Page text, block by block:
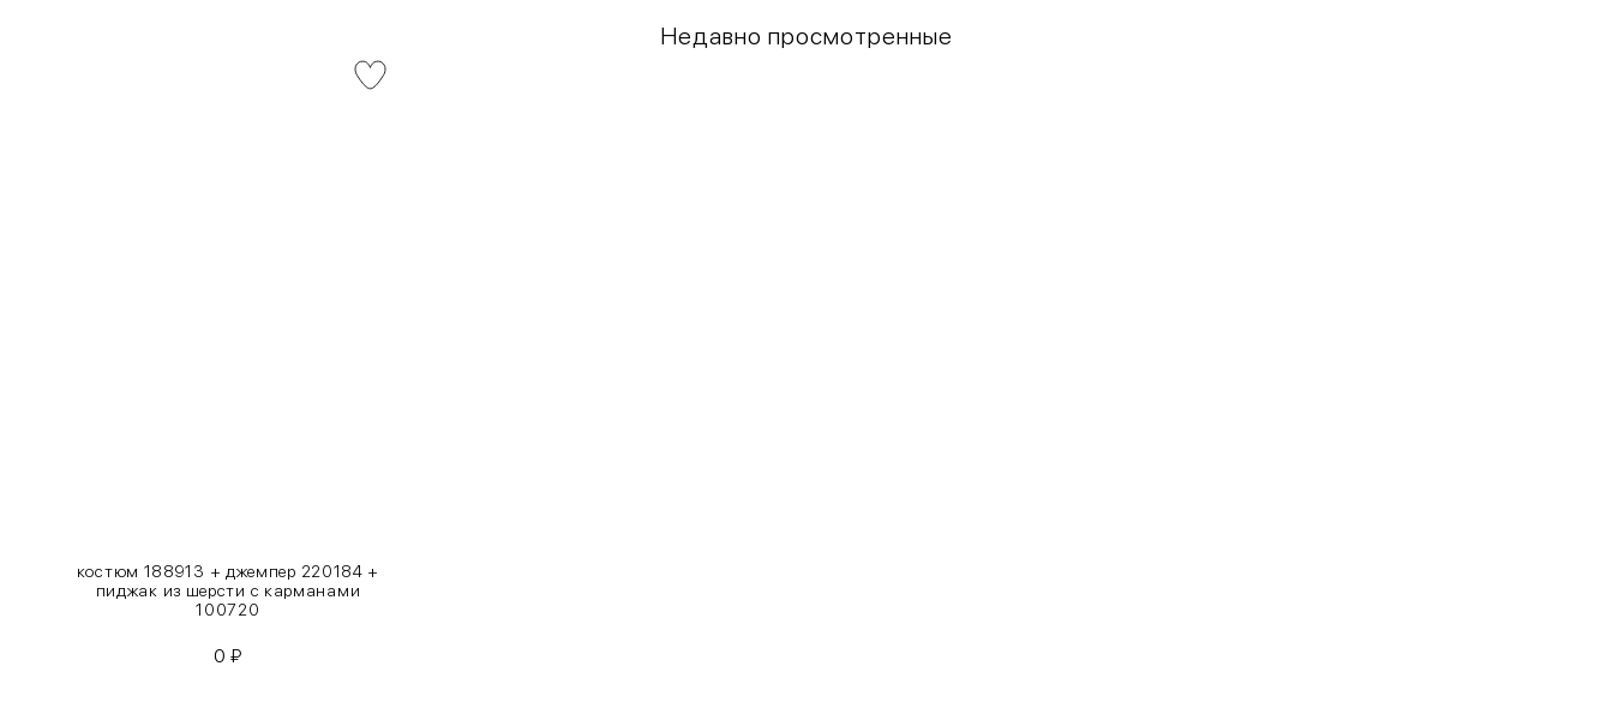
Недавно просмотренные
костюм 188913 + джемпер 220184 +
пиджак из шерсти с карманами
100720
0₽
Как правильно себя обмерить